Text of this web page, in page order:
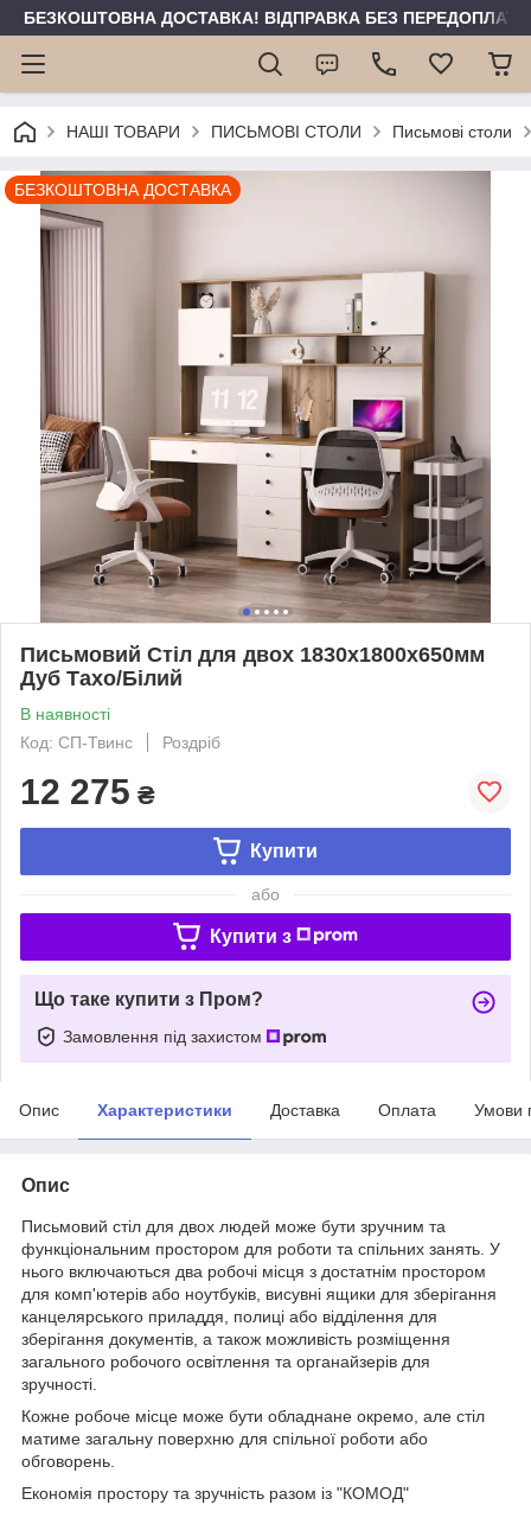
БЕЗКОШТОВНА ДОСТАВКА! ВІДПРАВКА БЕЗ ПЕРЕДОПЛАТИ
НАШІ ТОВАРИ ПИСЬМОВІ СТОЛИ Письмові столи
БЕЗКОШТОВНА ДОСТАВКА
Письмовий Стіл для двох 1830х1800х650мм
Дуб Тахо/Білий
В наявності
Код: СП-Твинс
Роздріб
12 275 ₴
Купити
або
Купити з
Що таке купити з Пром?
Замовлення під захистом
Опис Характеристики Доставка Оплата Умови
Опис
Письмовий стіл для двох людей може бути зручним та
функціональним простором для роботи та спільних занять. У
нього включаються два робочі місця з достатнім простором
для комп'ютерів або ноутбуків, висувні ящики для зберігання
канцелярського приладдя, полиці або відділення для
зберігання документів, а також можливість розміщення
загального робочого освітлення та органайзерів для
зручності.
Кожне робоче місце може бути обладнане окремо, але стіл
матиме загальну поверхню для спільної роботи або
обговорень.
Економія простору та зручність разом із "КОМОД"